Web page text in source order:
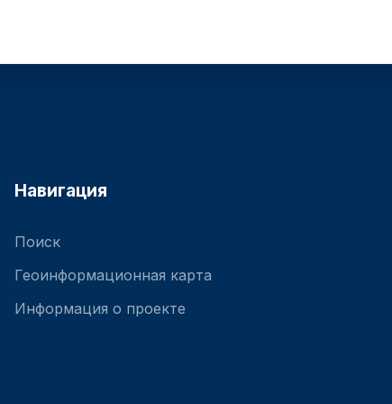
Навигация
Поиск
Геоинформационная карта
Информация о проекте